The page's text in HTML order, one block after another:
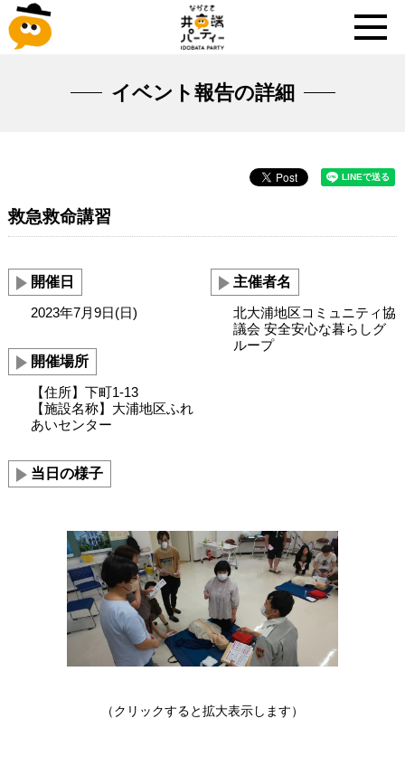
イベント報告の詳細
救急救命講習
開催日
2023年7月9日(日)
開催場所
【住所】下町1-13
【施設名称】大浦地区ふれ
あいセンター
主催者名
北大浦地区コミュニティ協
議会 安全安心な暮らしグ
ループ
当日の様子
（クリックすると拡大表示します）